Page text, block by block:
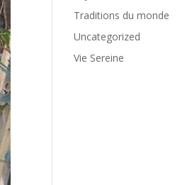
Traditions du monde
Uncategorized
Vie Sereine